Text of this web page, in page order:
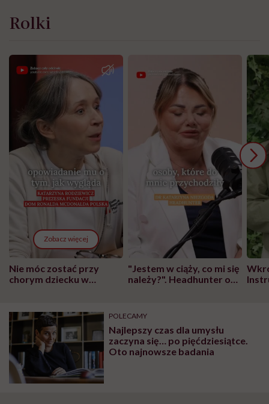
Rolki
Zobacz więcej
Nie móc zostać przy
chorym dziecku w
może chyba tylko
głupota i brak
wyobraźni"
"Jestem w ciąży, co mi się
należy?". Headhunter o
pracy
POLECAMY
Najlepszy czas dla umysłu
zaczyna się… po pięćdziesiątce.
Oto najnowsze badania